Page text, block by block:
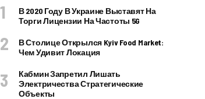
В 2020 Году В Украине Выставят На
Торги Лицензии На Частоты 5G
В Столице Открылся Kyiv Food Market:
Чем Удивит Локация
Кабмин Запретил Лишать
Электричества Стратегические
Объекты